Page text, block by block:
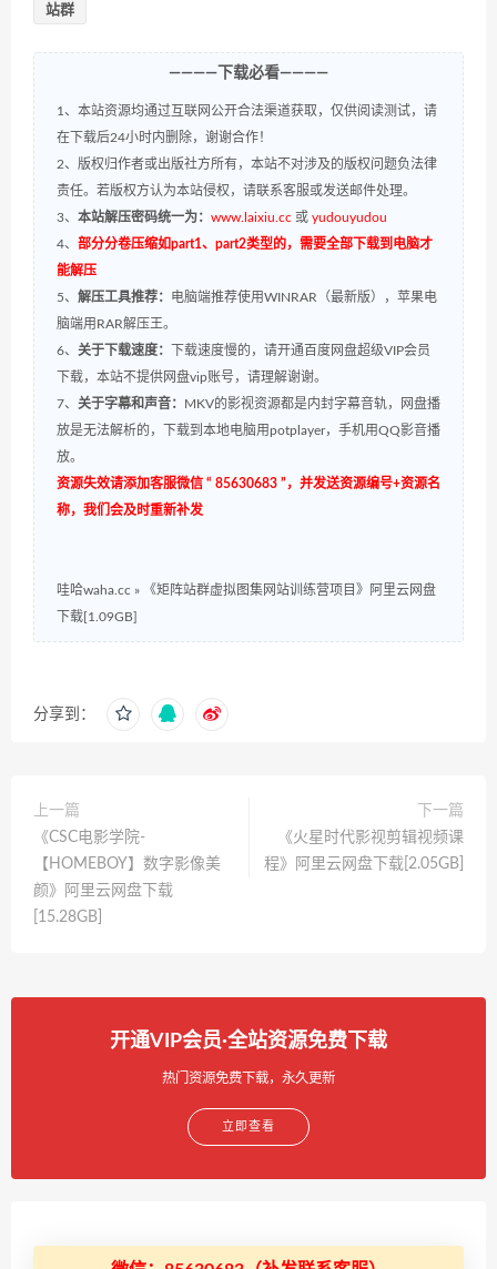
站群
————下载必看————
1、本站资源均通过互联网公开合法渠道获取，仅供阅读测试，请
在下载后24小时内删除，谢谢合作！
2、版权归作者或出版社方所有，本站不对涉及的版权问题负法律
责任。若版权方认为本站侵权，请联系客服或发送邮件处理。
3、 本站解压密码统一为： www.laixiu.cc 或 yudouyudou
4、 部分分卷压缩如part1、part2类型的，需要全部下载到电脑才
能解压
5、 解压工具推荐： 电脑端推荐使用WINRAR（最新版），苹果电
脑端用RAR解压王。
6、 关于下载速度：
下载速度慢的，请开通百度网盘超级VIP会员
下载，本站不提供网盘vip账号，请理解谢谢。
7、 关于字幕和声音： MKV的影视资源都是内封字幕音轨，网盘播
放是无法解析的，下载到本地电脑用potplayer，手机用QQ影音播
放。
资源失效请添加客服微信 “ 85630683 ”，并发送资源编号+资源名
称，我们会及时重新补发
哇哈waha.cc »
《矩阵站群虚拟图集网站训练营项目》阿里云网盘
下载[1.09GB]
分享到：
上一篇
《CSC电影学院-
【HOMEBOY】数字影像美
颜》阿里云网盘下载
[15.28GB]
下一篇
《火星时代影视剪辑视频课
程》阿里云网盘下载[2.05GB]
开通VIP会员·全站资源免费下载
热门资源免费下载，永久更新
立即查看